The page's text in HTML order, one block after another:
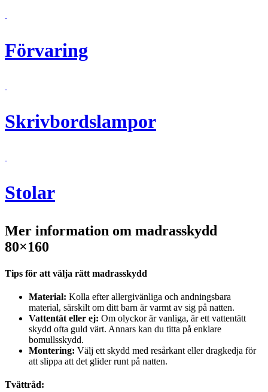
Förvaring
Skrivbordslampor
Stolar
Mer information om madrasskydd
80×160
Tips för att välja rätt madrasskydd
Material: Kolla efter allergivänliga och andningsbara
material, särskilt om ditt barn är varmt av sig på natten.
Vattentät eller ej: Om olyckor är vanliga, är ett vattentätt
skydd ofta guld värt. Annars kan du titta på enklare
bomullsskydd.
Montering: Välj ett skydd med resårkant eller dragkedja för
att slippa att det glider runt på natten.
Tvättråd: